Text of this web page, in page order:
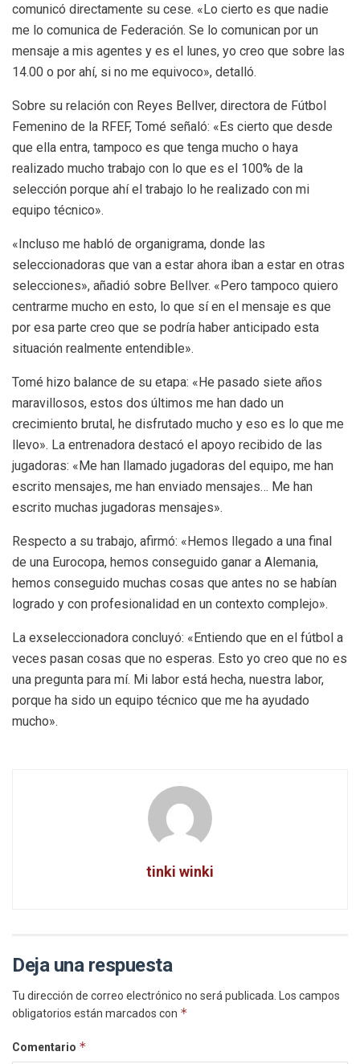
comunicó directamente su cese. «Lo cierto es que nadie
me lo comunica de Federación. Se lo comunican por un
mensaje a mis agentes y es el lunes, yo creo que sobre las
14.00 o por ahí, si no me equivoco», detalló.
Sobre su relación con Reyes Bellver, directora de Fútbol
Femenino de la RFEF, Tomé señaló: «Es cierto que desde
que ella entra, tampoco es que tenga mucho o haya
realizado mucho trabajo con lo que es el 100% de la
selección porque ahí el trabajo lo he realizado con mi
equipo técnico».
«Incluso me habló de organigrama, donde las
seleccionadoras que van a estar ahora iban a estar en otras
selecciones», añadió sobre Bellver. «Pero tampoco quiero
centrarme mucho en esto, lo que sí en el mensaje es que
por esa parte creo que se podría haber anticipado esta
situación realmente entendible».
Tomé hizo balance de su etapa: «He pasado siete años
maravillosos, estos dos últimos me han dado un
crecimiento brutal, he disfrutado mucho y eso es lo que me
llevo». La entrenadora destacó el apoyo recibido de las
jugadoras: «Me han llamado jugadoras del equipo, me han
escrito mensajes, me han enviado mensajes… Me han
escrito muchas jugadoras mensajes».
Respecto a su trabajo, afirmó: «Hemos llegado a una final
de una Eurocopa, hemos conseguido ganar a Alemania,
hemos conseguido muchas cosas que antes no se habían
logrado y con profesionalidad en un contexto complejo».
La exseleccionadora concluyó: «Entiendo que en el fútbol a
veces pasan cosas que no esperas. Esto yo creo que no es
una pregunta para mí. Mi labor está hecha, nuestra labor,
porque ha sido un equipo técnico que me ha ayudado
mucho».
tinki winki
Deja una respuesta
Tu dirección de correo electrónico no será publicada.
Los campos
obligatorios están marcados con *
Comentario *